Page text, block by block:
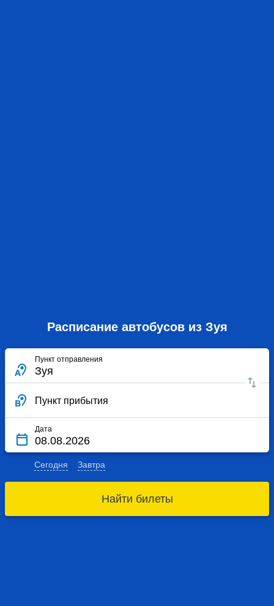
Расписание автобусов из Зуя
Пункт отправления
Пункт прибытия
Дата
Сегодня Завтра
Найти билеты